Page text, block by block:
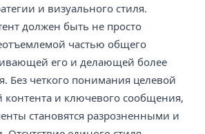
и визуального стиля.
должен быть не просто
частью общего
его и делающей более
Без четкого понимания целевой
контента и ключевого сообщения,
становятся разрозненными и